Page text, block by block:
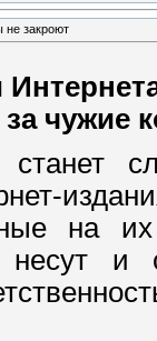
не закроют
чужие
на
и